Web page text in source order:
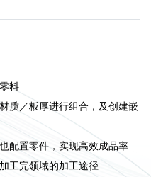
料
质／板厚进行组合，及创建嵌
配置零件，实现高效成品率
工完领域的加工途径